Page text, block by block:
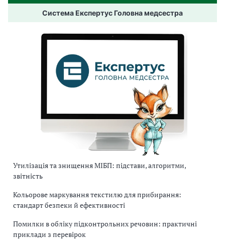
Система Експертус Головна медсестра
Утилізація та знищення МІБП: підстави, алгоритми,
звітність
Кольорове маркування текстилю для прибирання:
стандарт безпеки й ефективності
Помилки в обліку підконтрольних речовин: практичні
приклади з перевірок